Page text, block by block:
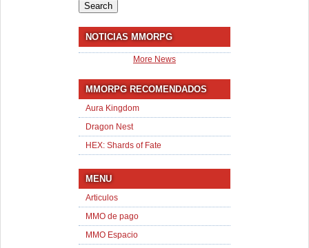
for:
NOTICIAS MMORPG
More News
MMORPG RECOMENDADOS
Aura Kingdom
Dragon Nest
HEX: Shards of Fate
MENU
Articulos
MMO de pago
MMO Espacio